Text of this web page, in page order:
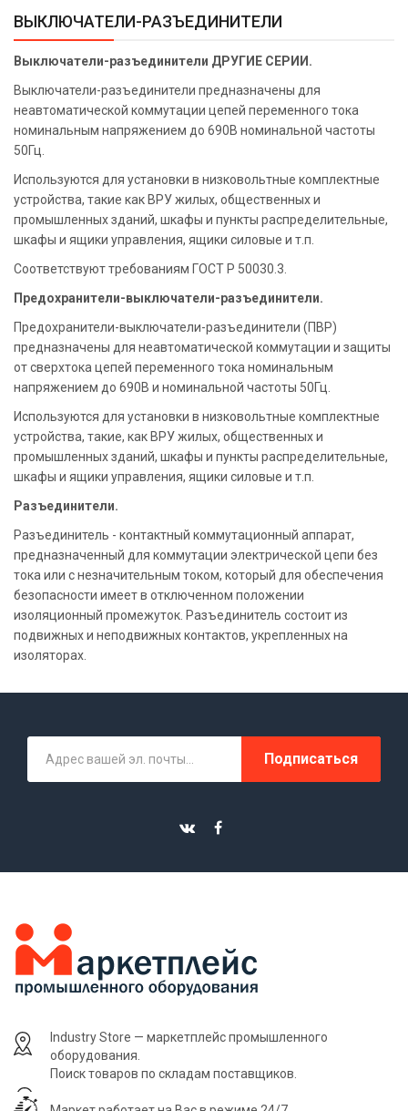
ВЫКЛЮЧАТЕЛИ-РАЗЪЕДИНИТЕЛИ
Выключатели-разъединители ДРУГИЕ СЕРИИ.
Выключатели-разъединители предназначены для
неавтоматической коммутации цепей переменного тока
номинальным напряжением до 690В номинальной частоты
50Гц.
Используются для установки в низковольтные комплектные
устройства, такие как ВРУ жилых, общественных и
промышленных зданий, шкафы и пункты распределительные,
шкафы и ящики управления, ящики силовые и т.п.
Соответствуют требованиям ГОСТ Р 50030.3.
Предохранители-выключатели-разъединители.
Предохранители-выключатели-разъединители (ПВР)
предназначены для неавтоматической коммутации и защиты
от сверхтока цепей переменного тока номинальным
напряжением до 690В и номинальной частоты 50Гц.
Используются для установки в низковольтные комплектные
устройства, такие, как ВРУ жилых, общественных и
промышленных зданий, шкафы и пункты распределительные,
шкафы и ящики управления, ящики силовые и т.п.
Разъединители.
Разъединитель - контактный коммутационный аппарат,
предназначенный для коммутации электрической цепи без
тока или с незначительным током, который для обеспечения
безопасности имеет в отключенном положении
изоляционный промежуток. Разъединитель состоит из
подвижных и неподвижных контактов, укрепленных на
изоляторах.
Подписаться
Industry Store — маркетплейс промышленного
оборудования.
Поиск товаров по складам поставщиков.